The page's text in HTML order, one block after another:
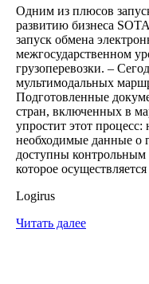
Одним из плюсов
развитию бизнеса
запуск обмена
межгосударственном
грузоперевозки. –
мультимодальных
Подготовленные
стран, включенных в
упростит этот
необходимые данные о
доступны контрольным
которое
Logirus
Читать далее